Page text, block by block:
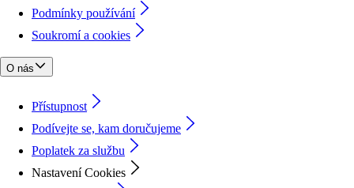
Podmínky používání
Soukromí a cookies
O nás
Přístupnost
Podívejte se, kam doručujeme
Poplatek za službu
Nastavení Cookies